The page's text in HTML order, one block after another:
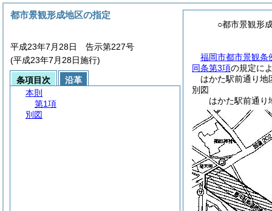
○都市景観形
福岡市都市景観条
同条第3項の規定に
はかた駅前通り
別図
はかた駅前通り
都市景観形成地区の指定
平成23年7月28日 告示第227号
(平成23年7月28日施行)
条項目次
沿革
本則
第1項
別図